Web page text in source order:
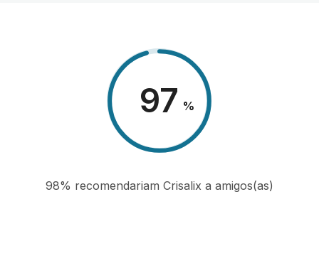
98 %
98% recomendariam Crisalix a amigos(as)